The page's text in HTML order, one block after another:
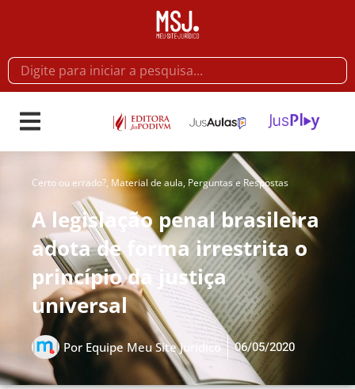
Certo ou errado?, Material de aula, Perguntas e Respostas
A legislação penal brasileira
adota de forma irrestrita o
princípio da justiça
universal
Por Equipe Meu Site Jurídico 06/05/2020